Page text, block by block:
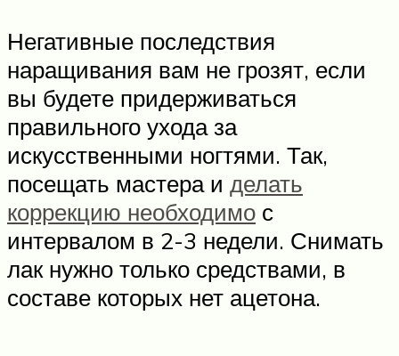
Негативные последствия
наращивания вам не грозят, если
вы будете придерживаться
правильного ухода за
искусственными ногтями. Так,
посещать мастера и делать
коррекцию необходимо с
интервалом в 2-3 недели. Снимать
лак нужно только средствами, в
составе которых нет ацетона.